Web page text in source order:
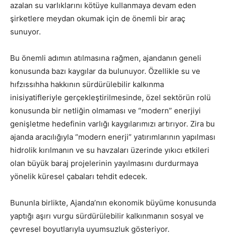
azalan su varlıklarını kötüye kullanmaya devam eden
şirketlere meydan okumak için de önemli bir araç
sunuyor.
Bu önemli adımın atılmasına rağmen, ajandanın geneli
konusunda bazı kaygılar da bulunuyor. Özellikle su ve
hıfzıssıhha hakkının sürdürülebilir kalkınma
inisiyatifleriyle gerçekleştirilmesinde, özel sektörün rolü
konusunda bir netliğin olmaması ve “modern” enerjiyi
genişletme hedefinin varlığı kaygılarımızı artırıyor. Zira bu
ajanda aracılığıyla “modern enerji” yatırımlarının yapılması
hidrolik kırılmanın ve su havzaları üzerinde yıkıcı etkileri
olan büyük baraj projelerinin yayılmasını durdurmaya
yönelik küresel çabaları tehdit edecek.
Bununla birlikte, Ajanda’nın ekonomik büyüme konusunda
yaptığı aşırı vurgu sürdürülebilir kalkınmanın sosyal ve
çevresel boyutlarıyla uyumsuzluk gösteriyor.